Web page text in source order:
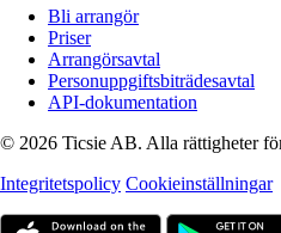
Bli arrangör
Priser
Arrangörsavtal
Personuppgiftsbiträdesavtal
API-dokumentation
© 2026 Ticsie AB. Alla rättigheter
Integritetspolicy Cookieinställningar